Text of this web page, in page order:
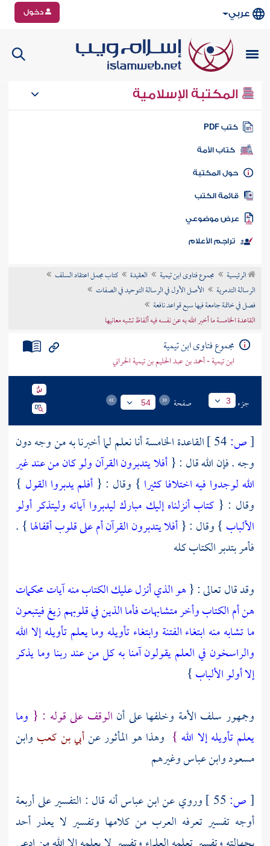
عربي دخول
المكتبة الإسلامية
كتب PDF
كتاب الأمة
المكتبة
الكتب
موضوعي
تراجم الأعلام
الرئيسية مجموع فتاوى ابن تيمية العقيدة
كتاب مجمل اعتقاد السلف
الرسالة التدمرية
الأصل الأول في الرسالة التوحيد في الصفات
فصل في خاتمة جامعة فيها سبع قواعد نافعة
القاعدة الخامسة ما أخبر الله به عن نفسه فيه ألفاظ تشبه معانيها
مجموع فتاوى ابن تيمية
ابن تيمية - أحمد بن عبد الحليم بن تيمية الحراني
جزء 3 صفحة 54
[ص:
القاعدة الخامسة أنا نعلم لما أخبرنا به من وجه دون
وجه . فإن الله قال : {أفلا يتدبرون القرآن ولو كان من عند غير
الله لوجدوا فيه اختلافا كثيرا } وقال : { أفلم يدبروا القول }
وقال : { كتاب أنزلناه إليك مبارك ليدبروا آياته وليتذكر أولو
الألباب } وقال : {أفلا يتدبرون القرآن أم على قلوب أقفالها} .
فأمر بتدبر الكتاب كله
وقد قال تعالى : {هو الذي أنزل عليك الكتاب منه آيات محكمات
هن أم الكتاب وأخر متشابهات فأما الذين في قلوبهم زيغ فيتبعون
ما تشابه منه ابتغاء الفتنة وابتغاء تأويله وما يعلم تأويله إلا الله
والراسخون في العلم يقولون آمنا به كل من عند ربنا وما يذكر
إلا أولو الألباب}
وجمهور سلف الأمة وخلفها على أن الوقف على قوله : { وما
يعلم تأويله إلا الله } وهذا هو المأثور عنأبي بن كعب وابن
مسعودوابن عباسوغيرهم
[ص: وروي عنابن عباسأنه قال : التفسير على أربعة
أوجه تفسير تعرفه العربمن كلامها وتفسير لا يعذر أحد